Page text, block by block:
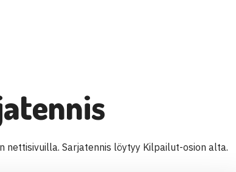
nettisivuilla. Sarjatennis löytyy Kilpailut-osion alta.